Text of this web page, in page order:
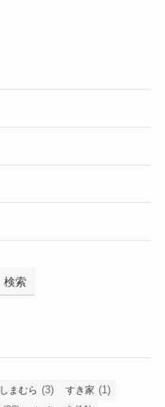
検索
しまむら (3) すき家 (1)